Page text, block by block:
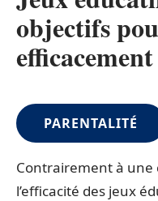
objectifs
PARENTALITÉ
Contrairement à une
l’efficacité des jeux